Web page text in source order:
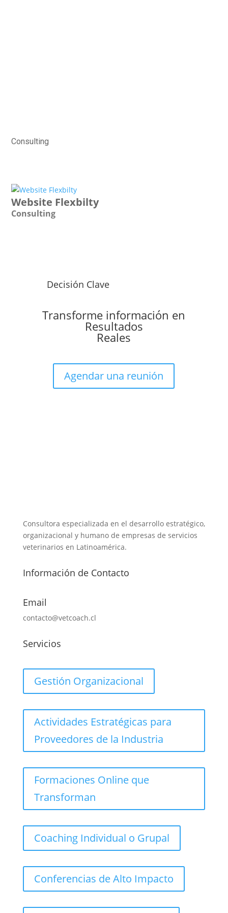
Consulting
Website Flexbilty
Consulting
Decisión Clave
Transforme información en
Resultados
Reales
Agendar una reunión
Consultora especializada en el desarrollo estratégico,
organizacional y humano de empresas de servicios
veterinarios en Latinoamérica.
Información de Contacto
Email
contacto@vetcoach.cl
Servicios
Gestión Organizacional
Actividades Estratégicas para
Proveedores de la Industria
Formaciones Online que
Transforman
Coaching Individual o Grupal
Conferencias de Alto Impacto